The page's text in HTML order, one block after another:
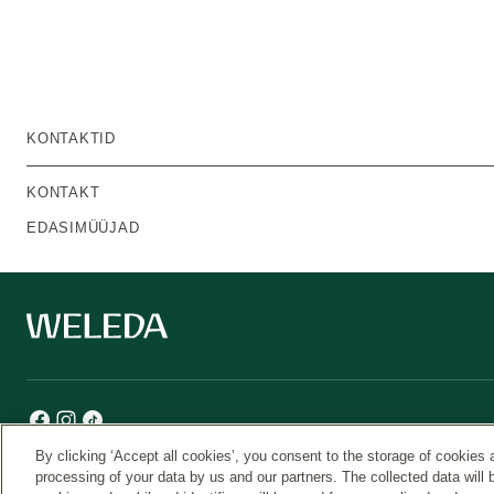
KONTAKTID
KONTAKT
EDASIMÜÜJAD
By clicking ‘Accept all cookies’, you consent to the storage of
processing of your data by us and our partners. The collected data will